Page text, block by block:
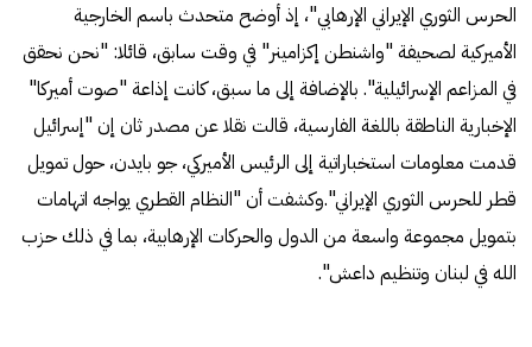
الحرس الثوري الإيراني الإرهابي"، إذ أوضح متحدث باسم الخارجية
الأميركية لصحيفة "واشنطن إكزامينر" في وقت سابق، قائلا: "نحن نحقق
في المزاعم الإسرائيلية". بالإضافة إلى ما سبق، كانت إذاعة "صوت أميركا"
الإخبارية الناطقة باللغة الفارسية، قالت نقلا عن مصدر ثان إن "إسرائيل
قدمت معلومات استخباراتية إلى الرئيس الأميركي، جو بايدن، حول تمويل
قطر للحرس الثوري الإيراني".وكشفت أن "النظام القطري يواجه اتهامات
بتمويل مجموعة واسعة من الدول والحركات الإرهابية، بما في ذلك حزب
الله في لبنان وتنظيم داعش".